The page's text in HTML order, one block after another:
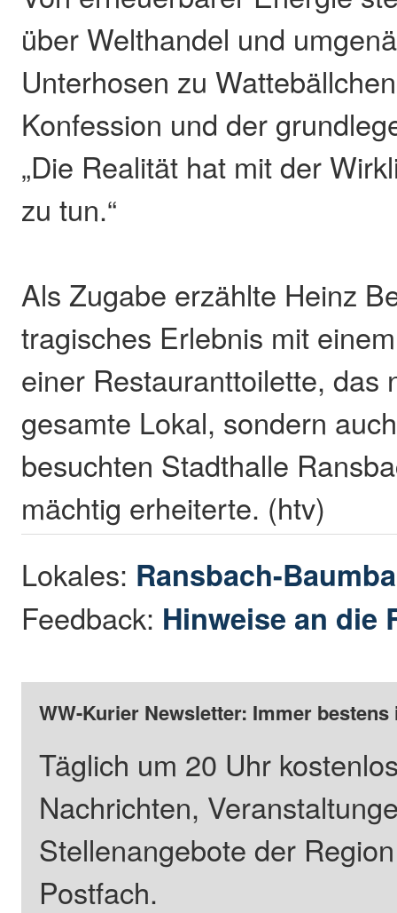
über Welthandel und
Unterhosen zu
Konfession und der
„Die Realität hat mit der
zu tun.“
Als Zugabe erzählte Heinz
tragisches Erlebnis mit
einer Restauranttoilette, das
gesamte Lokal, sondern
besuchten Stadthalle
mächtig erheiterte. (htv)
Lokales: Ransbach-
Feedback: Hinweise an die
WW-Kurier Newsletter: Immer
Täglich um 20 Uhr
Nachrichten,
Stellenangebote der
Postfach.